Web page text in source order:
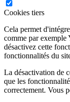
Cookies tiers
Cela permet
comme par
désactivez cette
fonctionnalités du
La désactivation de
que les
correctement. Vous